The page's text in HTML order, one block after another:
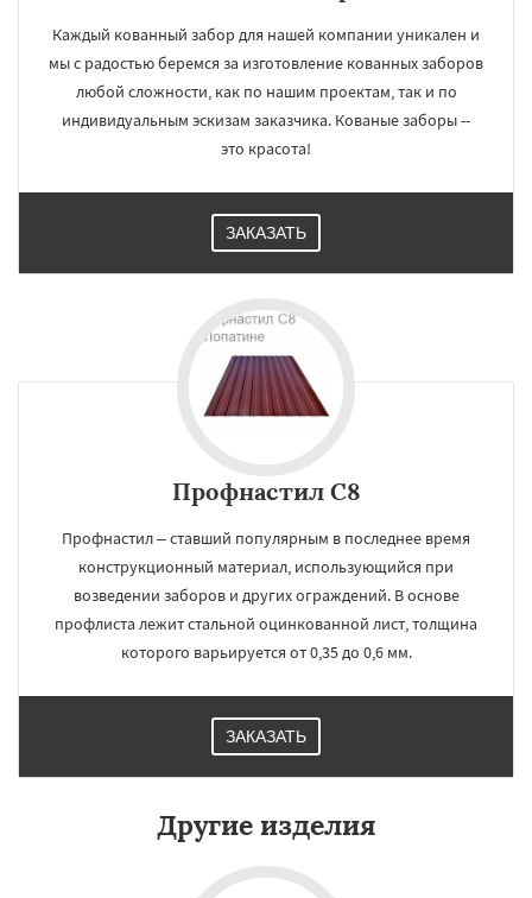
Каждый кованный забор для нашей компании уникален и
мы с радостью беремся за изготовление кованных заборов
любой сложности, как по нашим проектам, так и по
индивидуальным эскизам заказчика. Кованые заборы --
это красота!
ЗАКАЗАТЬ
Профнастил С8
Профнастил – ставший популярным в последнее время
конструкционный материал, использующийся при
возведении заборов и других ограждений. В основе
профлиста лежит стальной оцинкованной лист, толщина
которого варьируется от 0,35 до 0,6 мм.
ЗАКАЗАТЬ
Другие изделия